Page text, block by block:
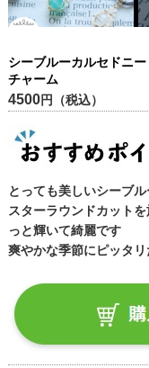
シーブルーカルセドニ
チャーム
4500円（税込）
とっても美しいシーブ
スターラウンドカット
っと輝いて綺麗です
爽やかな季節にピッタ